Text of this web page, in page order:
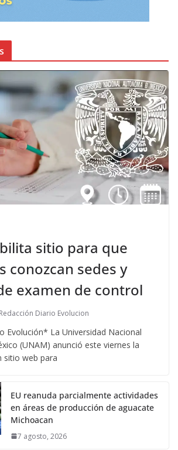
sitio para que
conozcan sedes y
examen de control
Redacción Diario Evolucion
Evolución* La Universidad Nacional
(UNAM) anunció este viernes la
sitio web para
EU reanuda parcialmente actividades
en áreas de producción de aguacate
Michoacan
7 agosto, 2026